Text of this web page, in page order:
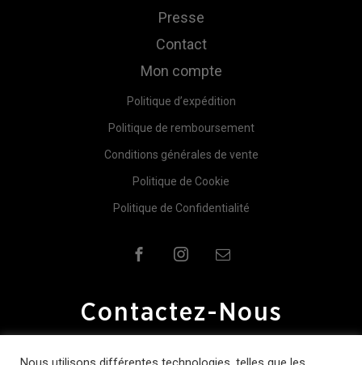
Presse
Contact
Mon compte
Politique d’expédition
Politique de remboursement
Conditions générales de vente
Politique de Cookie
Politique de Confidentialité
Contactez-Nous